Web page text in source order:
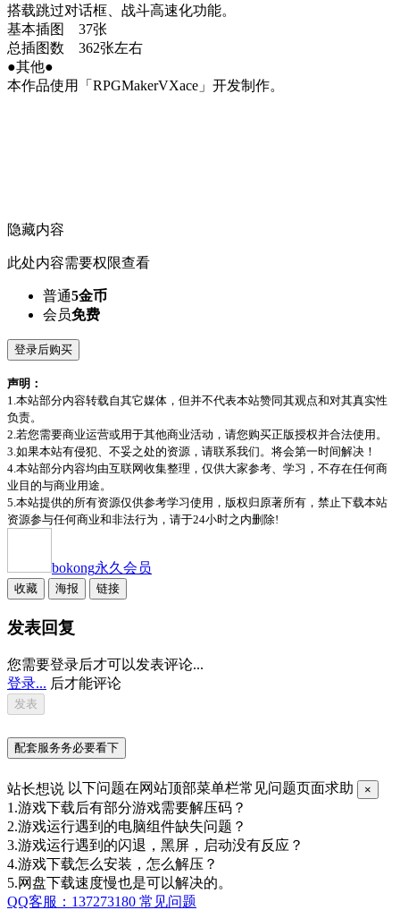
搭载跳过对话框、战斗高速化功能。
基本插图 37张
总插图数 362张左右
●其他●
本作品使用「RPGMakerVXace」开发制作。
隐藏内容
此处内容需要权限查看
普通5金币
会员免费
登录后购买
声明：
1.本站部分内容转载自其它媒体，但并不代表本站赞同其观点和对其真实性
负责。
2.若您需要商业运营或用于其他商业活动，请您购买正版授权并合法使用。
3.如果本站有侵犯、不妥之处的资源，请联系我们。将会第一时间解决！
4.本站部分内容均由互联网收集整理，仅供大家参考、学习，不存在任何商
业目的与商业用途。
5.本站提供的所有资源仅供参考学习使用，版权归原著所有，禁止下载本站
资源参与任何商业和非法行为，请于24小时之内删除!
bokong永久会员
收藏 海报 链接
发表回复
您需要登录后才可以发表评论...
登录... 后才能评论
配套服务务必要看下
站长想说 以下问题在网站顶部菜单栏常见问题页面求助 ×
1.游戏下载后有部分游戏需要解压码？
2.游戏运行遇到的电脑组件缺失问题？
3.游戏运行遇到的闪退，黑屏，启动没有反应？
4.游戏下载怎么安装，怎么解压？
5.网盘下载速度慢也是可以解决的。
QQ客服：137273180 常见问题